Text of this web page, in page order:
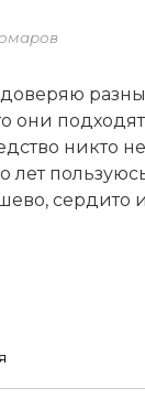
они
никто
лет
сердито